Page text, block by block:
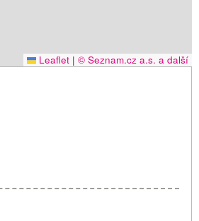
Leaflet | © Seznam.cz a.s. a další